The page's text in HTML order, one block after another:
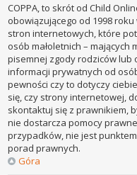
COPPA, to skrót od Child
obowiązującego od 1998 roku
stron internetowych, które
osób małoletnich –
pisemnej zgody rodziców
informacji prywatnych od
pewności czy to dotyczy
się, czy strony internetowej,
skontaktuj się z prawnikiem,
nie dostarcza pomocy
przypadków, nie jest
porad prawnych.
Góra